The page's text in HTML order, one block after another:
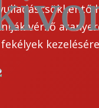
vérző
fekélyek